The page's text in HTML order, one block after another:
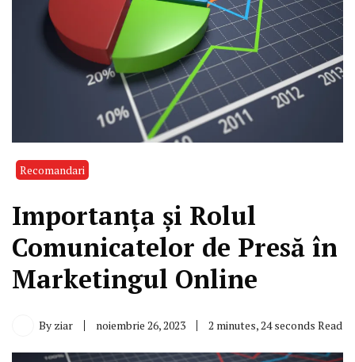
Recomandari
Importanța și Rolul
Comunicatelor de Presă în
Marketingul Online
By ziar noiembrie 26, 2023 2 minutes, 24 seconds Read